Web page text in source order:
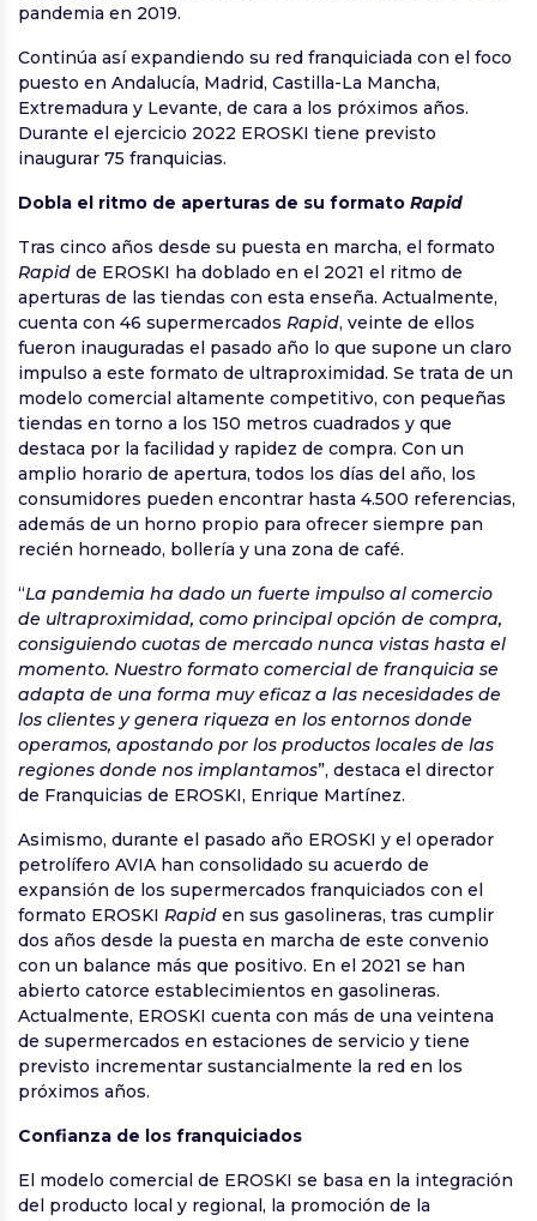
pandemia en 2019.
Continúa así expandiendo su red franquiciada con el foco
puesto en Andalucía, Madrid, Castilla-La Mancha,
Extremadura y Levante, de cara a los próximos años.
Durante el ejercicio 2022 EROSKI tiene previsto
inaugurar 75 franquicias.
Dobla el ritmo de aperturas de su formato Rapid
Tras cinco años desde su puesta en marcha, el formato
Rapid de EROSKI ha doblado en el 2021 el ritmo de
aperturas de las tiendas con esta enseña. Actualmente,
cuenta con 46 supermercados Rapid, veinte de ellos
fueron inauguradas el pasado año lo que supone un claro
impulso a este formato de ultraproximidad. Se trata de un
modelo comercial altamente competitivo, con pequeñas
tiendas en torno a los 150 metros cuadrados y que
destaca por la facilidad y rapidez de compra. Con un
amplio horario de apertura, todos los días del año, los
consumidores pueden encontrar hasta 4.500 referencias,
además de un horno propio para ofrecer siempre pan
recién horneado, bollería y una zona de café.
“La pandemia ha dado un fuerte impulso al comercio
de ultraproximidad, como principal opción de compra,
consiguiendo cuotas de mercado nunca vistas hasta el
momento. Nuestro formato comercial de franquicia se
adapta de una forma muy eficaz a las necesidades de
los clientes y genera riqueza en los entornos donde
operamos, apostando por los productos locales de las
regiones donde nos implantamos”, destaca el director
de Franquicias de EROSKI, Enrique Martínez.
Asimismo, durante el pasado año EROSKI y el operador
petrolífero AVIA han consolidado su acuerdo de
expansión de los supermercados franquiciados con el
formato EROSKI Rapid en sus gasolineras, tras cumplir
dos años desde la puesta en marcha de este convenio
con un balance más que positivo. En el 2021 se han
abierto catorce establecimientos en gasolineras.
Actualmente, EROSKI cuenta con más de una veintena
de supermercados en estaciones de servicio y tiene
previsto incrementar sustancialmente la red en los
próximos años.
Confianza de los franquiciados
El modelo comercial de EROSKI se basa en la integración
del producto local y regional, la promoción de la